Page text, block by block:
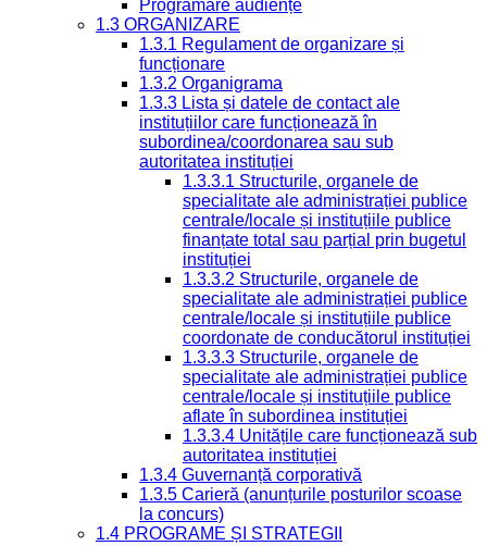
Programare audiențe
1.3 ORGANIZARE
1.3.1 Regulament de organizare și
funcționare
1.3.2 Organigrama
1.3.3 Lista și datele de contact ale
instituțiilor care funcționează în
subordinea/coordonarea sau sub
autoritatea instituției
1.3.3.1 Structurile, organele de
specialitate ale administrației publice
centrale/locale și instituțiile publice
finanțate total sau parțial prin bugetul
instituției
1.3.3.2 Structurile, organele de
specialitate ale administrației publice
centrale/locale și instituțiile publice
coordonate de conducătorul instituției
1.3.3.3 Structurile, organele de
specialitate ale administrației publice
centrale/locale și instituțiile publice
aflate în subordinea instituției
1.3.3.4 Unitățile care funcționează sub
autoritatea instituției
1.3.4 Guvernanță corporativă
1.3.5 Carieră (anunțurile posturilor scoase
la concurs)
1.4 PROGRAME ȘI STRATEGII